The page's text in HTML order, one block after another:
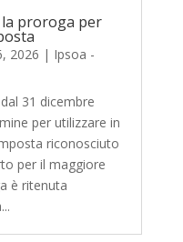
proroga per
2026 | Ipsoa -
31 dicembre
per utilizzare in
riconosciuto
per il maggiore
è ritenuta